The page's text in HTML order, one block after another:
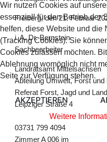
Freiberg, den 21. Februar
i. A. Dr. Bernstein
Sachbearbeiter
Landratsamt Mittelsachsen
Abteilung Umwelt, Forst und
Referat Forst, Jagd und
Leipziger Straße 4
03731 799 4094
Zimmer A 006 im
Wir nutzen Cookies auf
essenziell für den Betrieb der
helfen, diese Website und die
(Tracking Cookies). Sie
Cookies zulassen möchten.
Ablehnung womöglich nicht
Seite zur Verfügung stehen.
AKZEPTIEREN
Weitere